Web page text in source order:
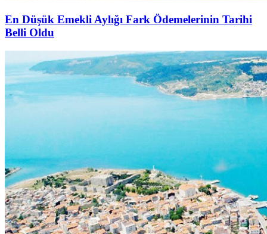
En Düşük Emekli Aylığı Fark Ödemelerinin Tarihi
Belli Oldu